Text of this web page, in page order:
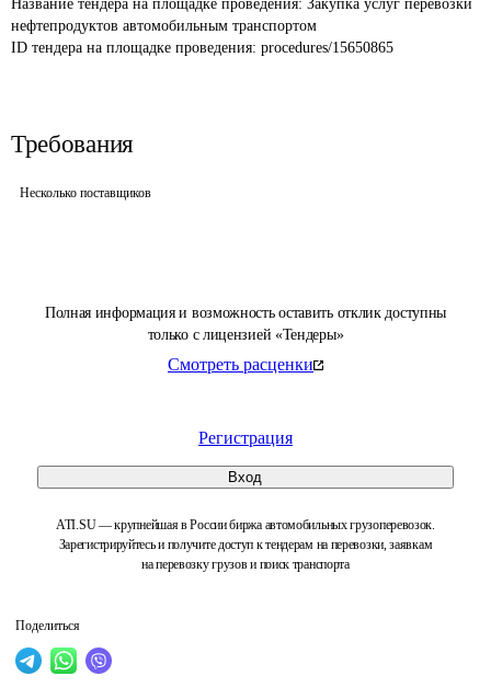
Полная информация и возможность оставить отклик доступны
только с лицензией «Тендеры»
Смотреть расценки
Регистрация
Вход
ATI.SU — крупнейшая в России биржа автомобильных грузоперевозок.
Зарегистрируйтесь и получите доступ к тендерам на перевозки, заявкам
на перевозку грузов и поиск транспорта
Поделиться
Название тендера на площадке проведения: Закупка услуг перевозки
нефтепродуктов автомобильным транспортом
ID тендера на площадке проведения: procedures/15650865
Требования
Несколько поставщиков